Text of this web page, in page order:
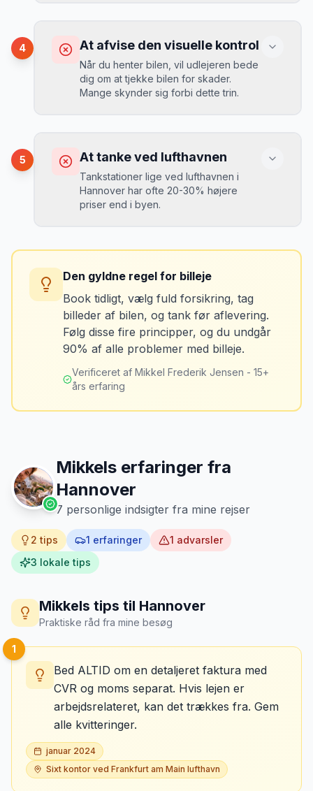
MJ
Mikkels erfaring September 2023
“ En lille bule i døren kostede mig 8.000
kr. i selvrisiko. Siden har jeg altid
Du betaler 20-30% mere for brændstof,
da udlejeren tager høje benzinpriser.
Løsning
4 At afvise den visuelle kontrol
Når du henter bilen, vil udlejeren bede
dig om at tjekke bilen for skader.
Mange skynder sig forbi dette trin.
Du kan blive opkrævet for skader, der
var der før du fik bilen.
Løsning
brændstofmåleren.
MJ
Mikkels erfaring Oktober 2024
“Jeg fotograferer altid bilen fra alle
vinkler ved afhentning. Det har reddet
5 At tanke ved lufthavnen
Tankstationer lige ved lufthavnen i
Hannover har ofte 20-30% højere
priser end i byen.
sidste tankning.
Tank bilen op et par kilometer fra
lufthavnen dagen før aflevering. Priserne
er markant lavere.
Den gyldne regel for billeje
Book tidligt, vælg fuld forsikring, tag
billeder af bilen, og tank før aflevering.
Følg disse fire principper, og du undgår
90% af alle problemer med billeje.
Verificeret af Mikkel Frederik Jensen - 15+
års erfaring
Mikkels erfaringer fra
Hannover
7 personlige indsigter fra mine rejser
2 tips 1 erfaringer 1 advarsler
3 lokale tips
Mikkels tips til Hannover
Praktiske råd fra mine besøg
1
Bed ALTID om en detaljeret faktura med
CVR og moms separat. Hvis lejen er
arbejdsrelateret, kan det trækkes fra. Gem
alle kvitteringer.
januar 2024
Sixt kontor ved Frankfurt am Main lufthavn